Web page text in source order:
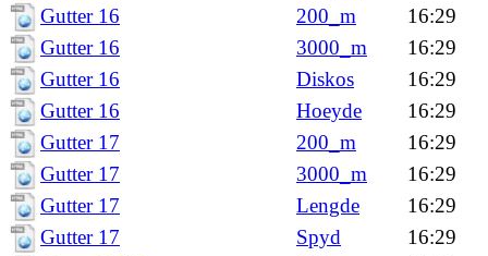
Gutter 16
200_m
16:29
Gutter 16
3000_m
16:29
Gutter 16
Diskos
16:29
Gutter 16
Hoeyde
16:29
Gutter 17
200_m
16:29
Gutter 17
3000_m
16:29
Gutter 17
Lengde
16:29
Gutter 17
Spyd
16:29